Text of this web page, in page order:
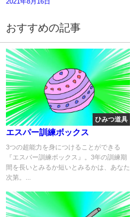
おすすめの記事
ひみつ道具
エスパー訓練ボックス
3つの超能力を身につけることができる
『エスパー訓練ボックス』。3年の訓練期
間を長いとみるか短いとみるかは、あなた
次第。...